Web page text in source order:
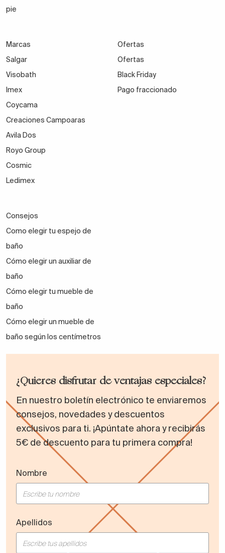
pie
Marcas
Salgar
Visobath
Imex
Coycama
Creaciones Campoaras
Avila Dos
Royo Group
Cosmic
Ledimex
Ofertas
Ofertas
Black Friday
Pago fraccionado
Consejos
Como elegir tu espejo de
baño
Cómo elegir un auxiliar de
baño
Cómo elegir tu mueble de
baño
Cómo elegir un mueble de
baño según los centímetros
¿Quieres disfrutar de ventajas especiales?
En nuestro boletín electrónico te enviaremos
consejos, novedades y descuentos
exclusivos para ti. ¡Apúntate ahora y recibirás
5€ de descuento para tu primera compra!
Nombre
Apellidos